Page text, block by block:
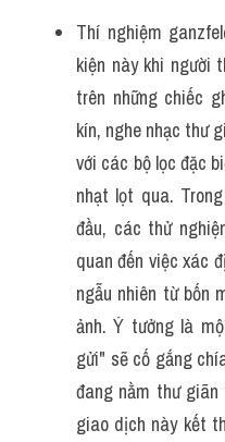
Thí nghiệm
kiện này khi người
trên những chiếc
kín, nghe nhạc thư
với các bộ lọc đặc
nhạt lọt qua.
đầu, các thử
quan đến việc xác
ngẫu nhiên từ bốn
ảnh. Ý tưởng là
gửi" sẽ cố gắng
đang nằm thư giãn
giao dịch này kết